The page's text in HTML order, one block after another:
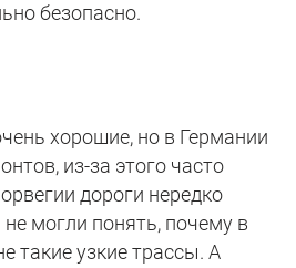
безопасно.
хорошие, но в Германии
из-за этого часто
дороги нередко
могли понять, почему в
такие узкие трассы. А